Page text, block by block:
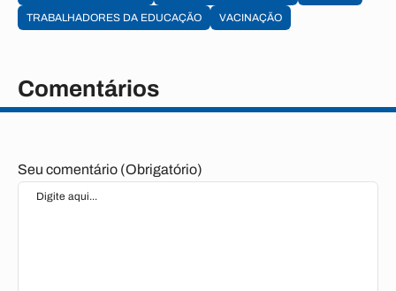
TRABALHADORES DA EDUCAÇÃO
VACINAÇÃO
Comentários
Seu comentário (Obrigatório)